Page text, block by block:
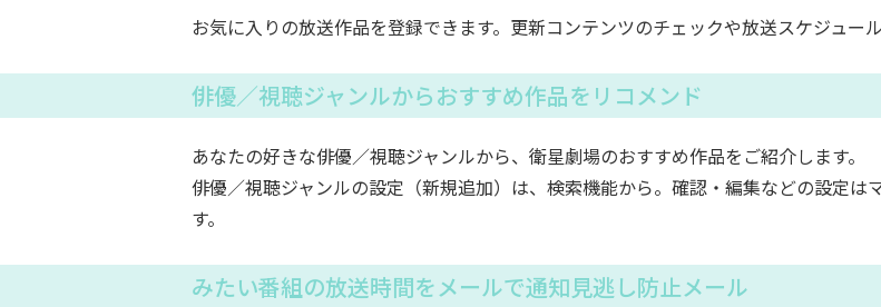
お気に入りの放送作品を登録できます。更新コンテンツのチェックや放送スケジュー
俳優／視聴ジャンルからおすすめ作品をリコメンド
あなたの好きな俳優／視聴ジャンルから、衛星劇場のおすすめ作品をご紹介します。
俳優／視聴ジャンルの設定（新規追加）は、検索機能から。確認・編集などの設定
す。
みたい番組の放送時間をメールで通知見逃し防止メール